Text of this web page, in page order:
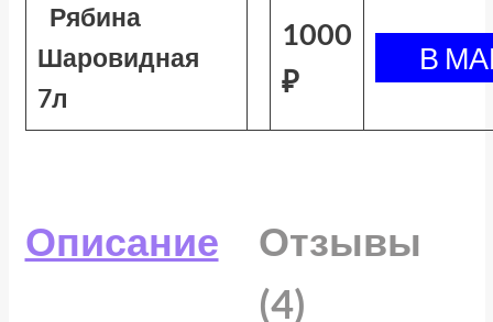
Рябина
Шаровидная
7л
1000
₽
Описание
Отзывы
(4)